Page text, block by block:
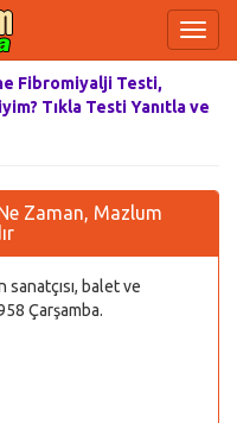
Fibromiyalji Testi,
Tıkla Testi Yanıtla ve
Zaman, Mazlum
balet ve
Çarşamba.